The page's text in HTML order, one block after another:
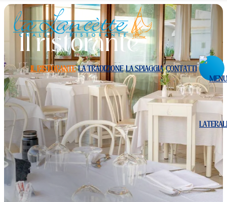
IL RISTORANTE LA TRADIZIONE LA SPIAGGIA CONTATTI
Il ristorante